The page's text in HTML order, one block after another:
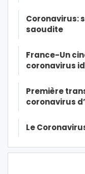
Coronavirus:
saoudite
France-Un
coronavirus
Première
coronavirus
Le